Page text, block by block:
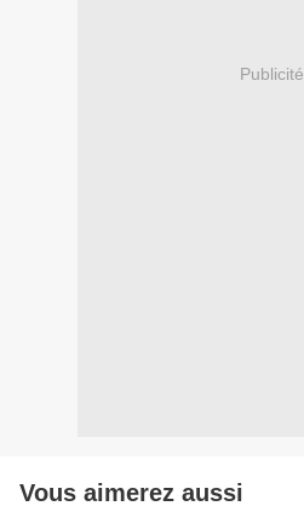
Publicité
Vous aimerez aussi